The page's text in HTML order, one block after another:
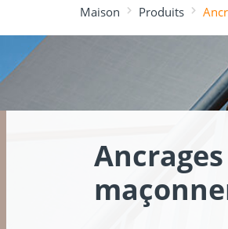
terrasses et de
jardins
le plus
terrasses
Maison Produits